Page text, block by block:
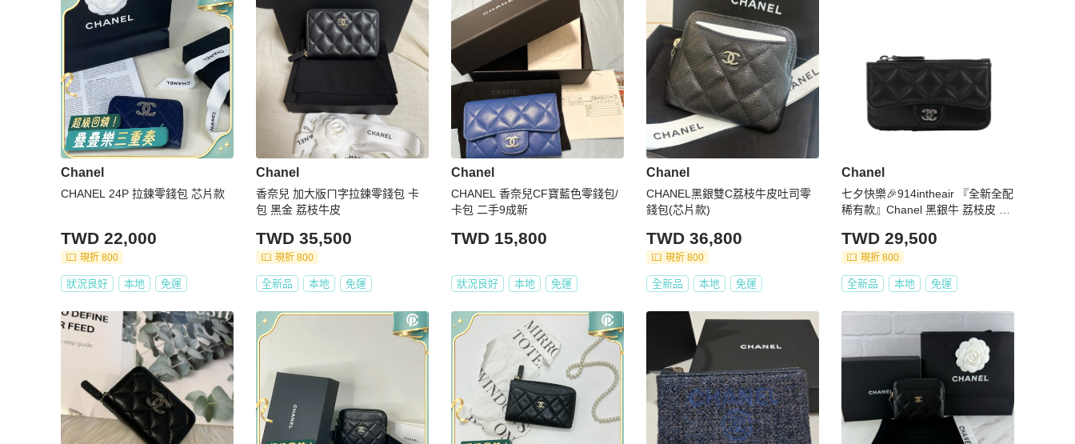
Chanel
CHANEL 24P 拉鍊零錢包 芯片款
TWD 22,000
現折 800
狀況良好 本地 免運
Chanel
香奈兒 加大版ㄇ字拉鍊零錢包 卡
包 黑金 荔枝牛皮
TWD 35,500
現折 800
全新品 本地 免運
Chanel
CHANEL 香奈兒CF寶藍色零錢包/
卡包 二手9成新
TWD 15,800
狀況良好 本地 免運
Chanel
CHANEL黑銀雙C荔枝牛皮吐司零
錢包(芯片款)
TWD 36,800
現折 800
全新品 本地 免運
Chanel
七夕快樂🎉914intheair 『全新全配
稀有款』Chanel 黑銀牛 荔枝皮 一
TWD 29,500
現折 800
全新品 本地 免運